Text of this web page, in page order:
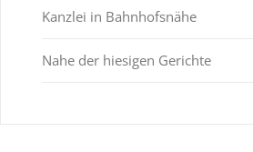
Kanzlei in Bahnhofsnähe
Nahe der hiesigen Gerichte